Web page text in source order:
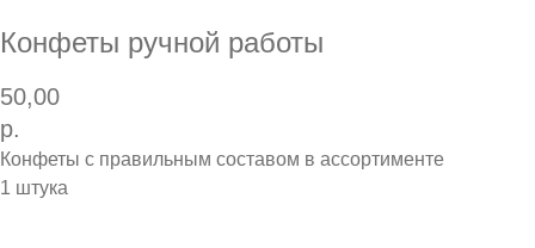
Конфеты ручной работы
50,00
р.
Конфеты с правильным составом в ассортименте
1 штука